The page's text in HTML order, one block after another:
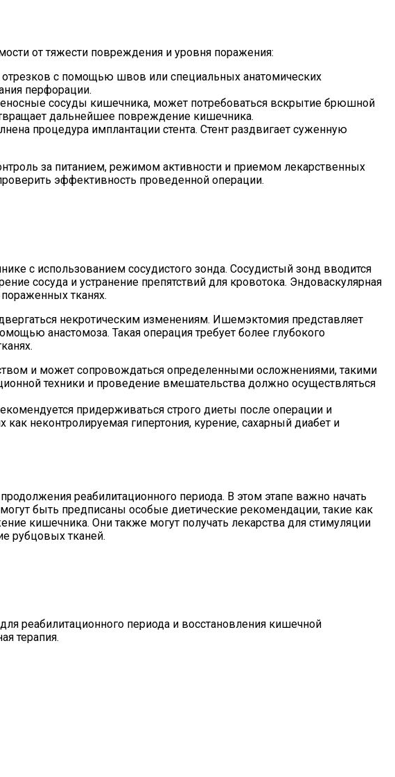
от тяжести повреждения и уровня поражения:
с помощью швов или специальных анатомических
перфорации.
сосуды кишечника, может потребоваться вскрытие брюшной
дальнейшее повреждение кишечника.
процедура имплантации стента. Стент раздвигает суженную
за питанием, режимом активности и приемом лекарственных
эффективность проведенной операции.
с использованием сосудистого зонда. Сосудистый зонд вводится
сосуда и устранение препятствий для кровотока. Эндоваскулярная
тканях.
некротическим изменениям. Ишемэктомия представляет
анастомоза. Такая операция требует более глубокого
и может сопровождаться определенными осложнениями, такими
техники и проведение вмешательства должно осуществляться
придерживаться строго диеты после операции и
неконтролируемая гипертония, курение, сахарный диабет и
реабилитационного периода. В этом этапе важно начать
быть предписаны особые диетические рекомендации, такие как
кишечника. Они также могут получать лекарства для стимуляции
рубцовых тканей.
реабилитационного периода и восстановления кишечной
терапия.